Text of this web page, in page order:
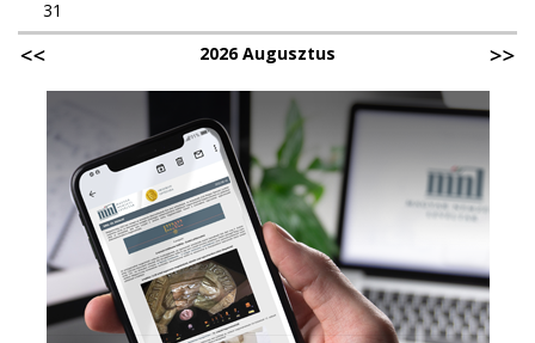
31
2026 Augusztus